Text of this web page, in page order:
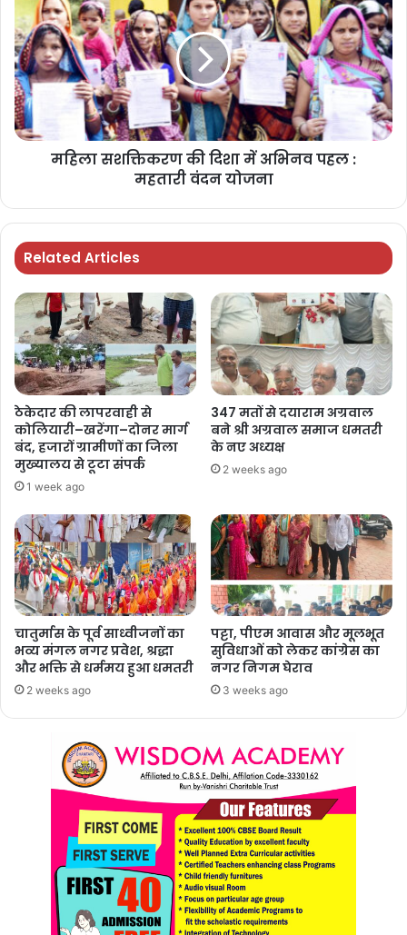
महिला सशक्तिकरण की दिशा में अभिनव पहल :
महतारी वंदन योजना
Related Articles
ठेकेदार की लापरवाही से
कोलियारी–खरेंगा–दोनर मार्ग
बंद, हजारों ग्रामीणों का जिला
मुख्यालय से टूटा संपर्क
1 week ago
347 मतों से दयाराम अग्रवाल
बने श्री अग्रवाल समाज धमतरी
के नए अध्यक्ष
2 weeks ago
चातुर्मास के पूर्व साध्वीजनों का
भव्य मंगल नगर प्रवेश, श्रद्धा
और भक्ति से धर्ममय हुआ धमतरी
2 weeks ago
पट्टा, पीएम आवास और मूलभूत
सुविधाओं को लेकर कांग्रेस का
नगर निगम घेराव
3 weeks ago